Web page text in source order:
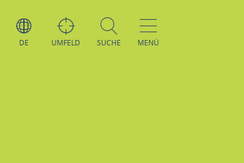
DE UMFELD SUCHE MENÜ